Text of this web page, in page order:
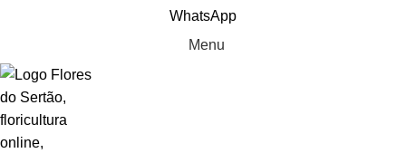
WhatsApp
Menu